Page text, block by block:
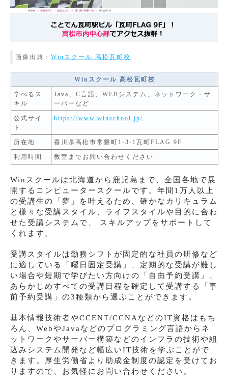
画像出典： Winスクール 高松瓦町校
Winスクール 高松瓦町校
学べるス
キル
Java、C言語、WEBシステム、ネットワーク・サ
ーバーなど
公式サイ
ト
https://www.winschool.jp/
所在地 香川県高松市常磐町1-3-1瓦町FLAG 9F
利用時間 教室までお問い合わせください
Winスクールは北海道から鹿児島まで、全国各地で展
開するコンピュータースクールです。年間1万人以上
の受講生の「夢」を叶えるため、確かなカリキュラム
と様々な受講スタイル、ライフスタイルや目的に合わ
せた受講システムで、 スキルアップをサポートして
くれます。
受講スタイルは勤務シフトが固定的な社員の研修など
に適している「曜日固定受講」、定期的な受講が難し
い場合や短期で学びたい方向けの「自由予約受講」、
あらかじめすべての受講日程を確定して受講する「事
前予約受講」の3種類から選ぶことができます。
基本情報技術者やCCENT/CCNAなどのIT資格はもち
ろん、WebやJavaなどのプログラミング言語からネ
ットワークやサーバー構築などのインフラの技術や組
込みシステム開発など幅広いIT技術を学ぶことがで
きます。厚生労働省より助成金制度の認定を受けてお
りますので、お気軽にお問い合わせください。